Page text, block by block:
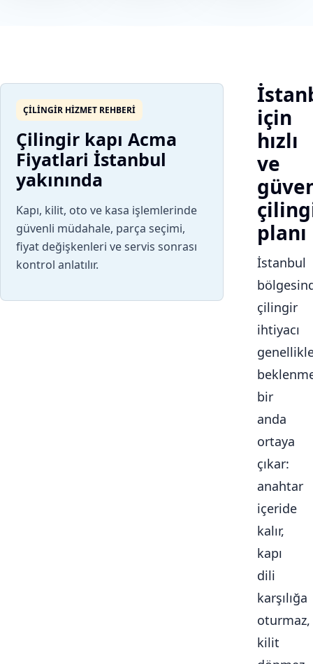
ÇILINGIR HIZMET REHBERI
Çilingir kapı Acma
Fiyatlari İstanbul
yakınında
Kapı, kilit, oto ve kasa işlemlerinde
güvenli müdahale, parça seçimi,
fiyat değişkenleri ve servis sonrası
kontrol anlatılır.
için
hızlı
ve
planı
İstanbul
çilingir
ihtiyacı
bir
anda
ortaya
çıkar:
anahtar
içeride
kalır,
kapı
dili
karşılığa
oturmaz,
kilit